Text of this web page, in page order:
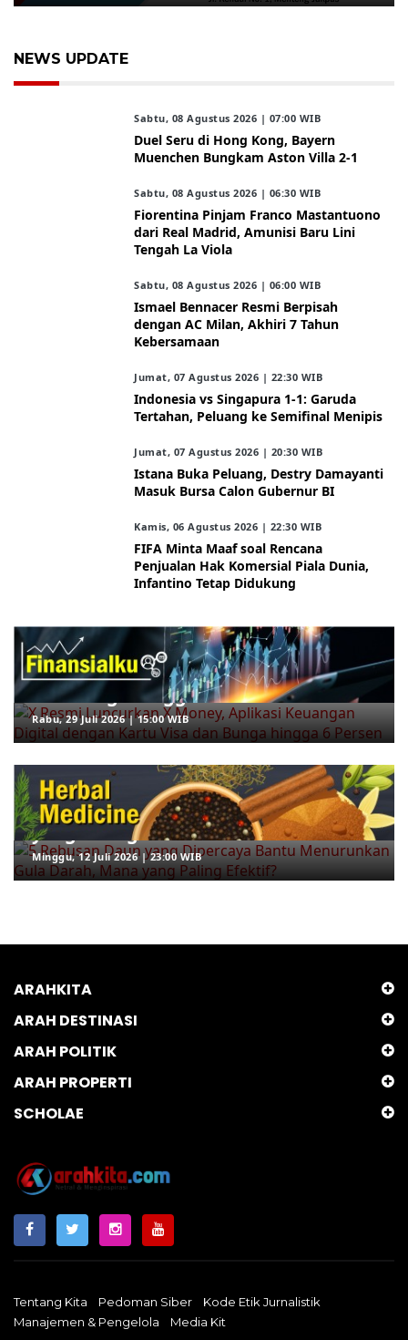
NEWS UPDATE
Sabtu, 08 Agustus 2026 | 07:00 WIB
Duel Seru di Hong Kong, Bayern
Muenchen Bungkam Aston Villa 2-1
Sabtu, 08 Agustus 2026 | 06:30 WIB
Fiorentina Pinjam Franco Mastantuono
dari Real Madrid, Amunisi Baru Lini
Tengah La Viola
Sabtu, 08 Agustus 2026 | 06:00 WIB
Ismael Bennacer Resmi Berpisah
dengan AC Milan, Akhiri 7 Tahun
Kebersamaan
Jumat, 07 Agustus 2026 | 22:30 WIB
Indonesia vs Singapura 1-1: Garuda
Tertahan, Peluang ke Semifinal Menipis
Jumat, 07 Agustus 2026 | 20:30 WIB
Istana Buka Peluang, Destry Damayanti
Masuk Bursa Calon Gubernur BI
Kamis, 06 Agustus 2026 | 22:30 WIB
FIFA Minta Maaf soal Rencana
Penjualan Hak Komersial Piala Dunia,
Infantino Tetap Didukung
X Resmi Luncurkan X Money, Aplikasi
Keuangan Digital dengan Kartu Visa
dan Bunga hingga 6 Persen
Rabu, 29 Juli 2026 | 15:00 WIB
5 Rebusan Daun yang Dipercaya
Bantu Menurunkan Gula Darah, Mana
yang Paling Efektif?
Minggu, 12 Juli 2026 | 23:00 WIB
ARAHKITA
ARAH DESTINASI
ARAH POLITIK
ARAH PROPERTI
SCHOLAE
Tentang Kita Pedoman Siber
Kode Etik Jurnalistik
Manajemen & Pengelola
Media Kit